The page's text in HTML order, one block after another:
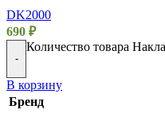
DK2000
690 ₽
-
Количество товара
В корзину
Бренд